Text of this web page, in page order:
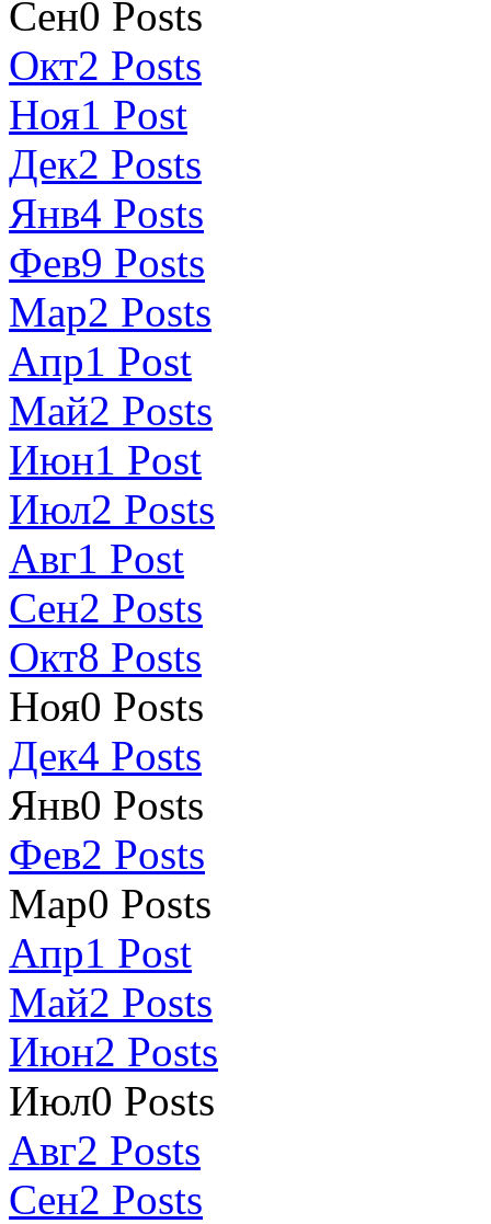
Сен0 Posts
Окт2 Posts
Ноя1 Post
Дек2 Posts
Янв4 Posts
Фев9 Posts
Мар2 Posts
Апр1 Post
Май2 Posts
Июн1 Post
Июл2 Posts
Авг1 Post
Сен2 Posts
Окт8 Posts
Ноя0 Posts
Дек4 Posts
Янв0 Posts
Фев2 Posts
Мар0 Posts
Апр1 Post
Май2 Posts
Июн2 Posts
Июл0 Posts
Авг2 Posts
Сен2 Posts